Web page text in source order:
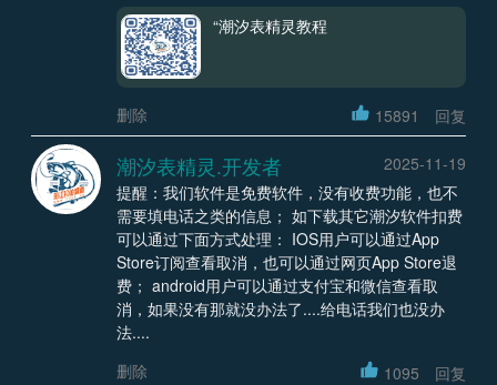
“潮汐表精灵教程
删除 15891 回复
潮汐表精灵.开发者
2025-11-19
提醒：我们软件是免费软件，没有收费功能，也不
需要填电话之类的信息； 如下载其它潮汐软件扣费
可以通过下面方式处理： IOS用户可以通过App
Store订阅查看取消，也可以通过网页App Store退
费； android用户可以通过支付宝和微信查看取
消，如果没有那就没办法了....给电话我们也没办
法....
删除
1095 回复